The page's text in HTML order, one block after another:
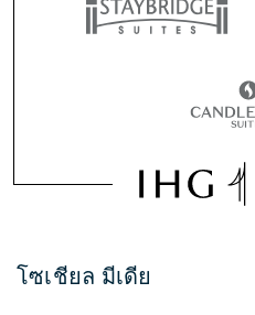
โซเชียล มีเดีย